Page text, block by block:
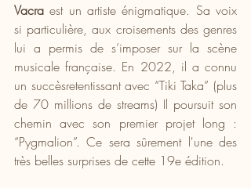
Vacra est un artiste énigmatique. Sa voix
si particulière, aux croisements des genres
lui a permis de s’imposer sur la scène
musicale française. En 2022, il a connu
un succèsretentissant avec “Tiki Taka” (plus
de 70 millions de streams) Il poursuit son
chemin avec son premier projet long :
“Pygmalion”. Ce sera sûrement l'une des
très belles surprises de cette 19e édition.